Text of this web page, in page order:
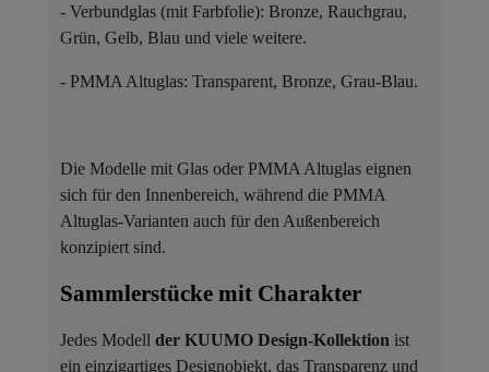
- Verbundglas (mit Farbfolie): Bronze, Rauchgrau,
Grün, Gelb, Blau und viele weitere.
- PMMA Altuglas: Transparent, Bronze, Grau-Blau.
Die Modelle mit Glas oder PMMA Altuglas eignen
sich für den Innenbereich, während die PMMA
Altuglas-Varianten auch für den Außenbereich
konzipiert sind.
Sammlerstücke mit Charakter ​
Jedes Modell der KUUMO Design-Kollektion ist
ein einzigartiges Designobjekt, das Transparenz und